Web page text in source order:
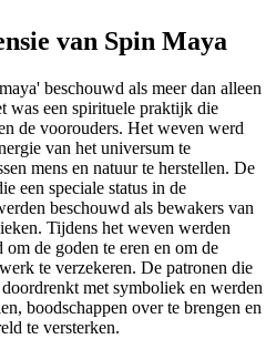
van Spin Maya
beschouwd als meer dan alleen
was een spirituele praktijk die
de voorouders. Het weven werd
van het universum te
mens en natuur te herstellen. De
een speciale status in de
beschouwd als bewakers van
Tijdens het weven werden
de goden te eren en om de
te verzekeren. De patronen die
met symboliek en werden
boodschappen over te brengen en
te versterken.